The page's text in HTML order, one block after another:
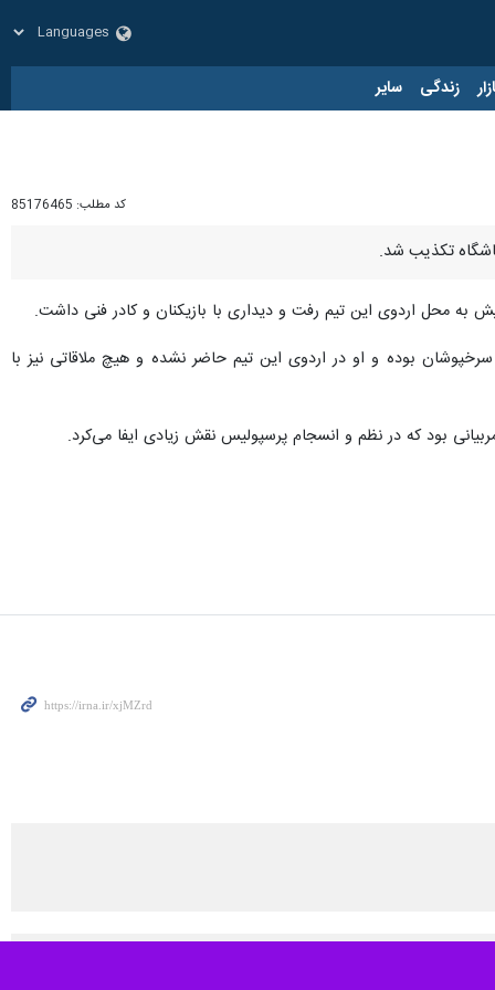
زندگی سایر
کد مطلب: 85176465
تکذیب شد.
به محل اردوی این تیم رفت و دیداری با بازیکنان و کادر فنی داشت.
بوده و او در اردوی این تیم حاضر نشده و هیچ ملاقاتی نیز با
بود که در نظم و انسجام پرسپولیس نقش زیادی ایفا می‌کرد.